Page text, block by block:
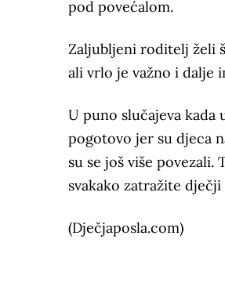
pod povećalom.
Zaljubljeni roditelj želi
ali vrlo je važno i dalje
U puno slučajeva kada
pogotovo jer su djeca
su se još više
svakako zatražite dječji
(Dječjaposla.com)